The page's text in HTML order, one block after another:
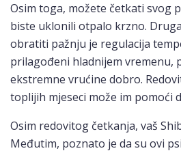
Osim toga, možete četkati svog
biste uklonili otpalo krzno.
obratiti pažnju je regulacija
prilagođeni hladnijem vremenu,
ekstremne vrućine dobro.
toplijih mjeseci može im pomoći
Osim redovitog četkanja, vaš
Međutim, poznato je da su ovi